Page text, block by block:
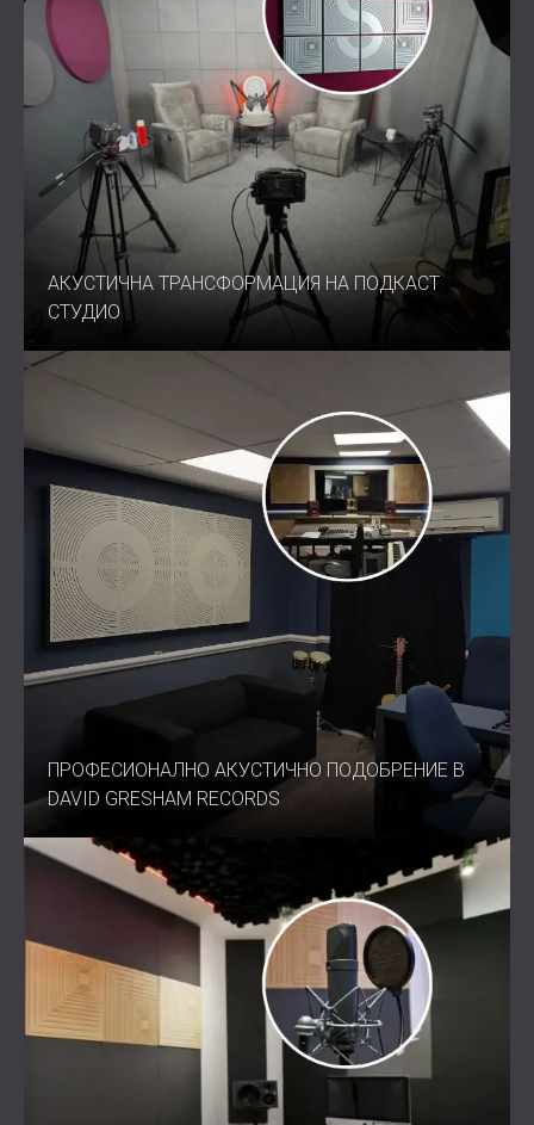
АКУСТИЧНА ТРАНСФОРМАЦИЯ НА ПОДКАСТ
СТУДИО
ПРОФЕСИОНАЛНО АКУСТИЧНО ПОДОБРЕНИЕ В
DAVID GRESHAM RECORDS